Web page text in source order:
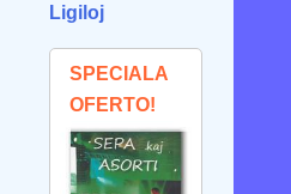
Ligiloj
SPECIALA
OFERTO!